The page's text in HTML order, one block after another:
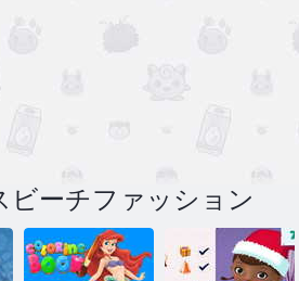
ビーチファッション